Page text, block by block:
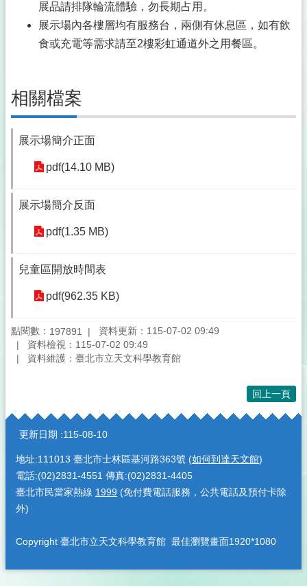
展品請排隊輪流體驗，勿長期占用。
展示場內各樓層均有服務台，兩側有休息區，如有飲
食或充電等需求請至2樓彩虹通道外之用餐區。
相關檔案
展示場簡介正面
pdf(14.10 MB)
展示場簡介反面
pdf(1.35 MB)
兒童區開放時間表
pdf(962.35 KB)
點閱數： 197891
資料更新：115-07-02 09:49
資料檢視：115-07-02 09:49
資料維護：臺北市立天文科學教育館
回上一頁
:::
更新日期 115-08-10
地址:111013 臺北市士林區基河路363號 (如何到達天文館)
電話:(02)2831-4551 傳真:(02)2831-4405
臺北市民當家熱線 1999 (免付費電話服務，公共電話及預付卡除
外)
Copyright 臺北市立天文科學教育館 最佳瀏覽畫面1920*1080